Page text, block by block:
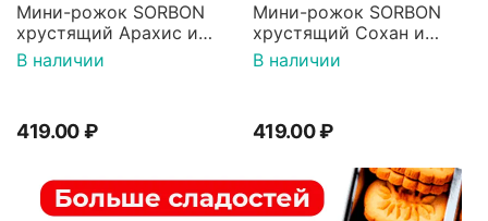
Мини-рожок SORBON
хрустящий Арахис и
воздушные зёрна 200г
В наличии
419.00₽
Мини-рожок SORBON
хрустящий Сохан и
воздушные зёрна 200г
В наличии
419.00₽